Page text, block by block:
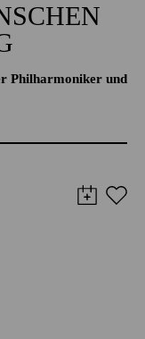
Philharmoniker und